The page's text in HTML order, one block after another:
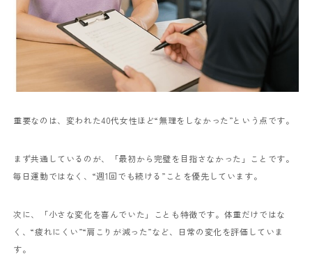
重要なのは、変われた40代女性ほど“無理をしなかった”という点です。
まず共通しているのが、「最初から完璧を目指さなかった」ことです。
毎日運動ではなく、“週1回でも続ける”ことを優先しています。
次に、「小さな変化を喜んでいた」ことも特徴です。体重だけではな
く、“疲れにくい”“肩こりが減った”など、日常の変化を評価していま
す。